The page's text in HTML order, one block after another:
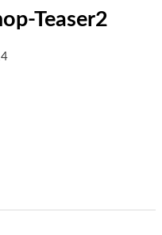
Teaser2